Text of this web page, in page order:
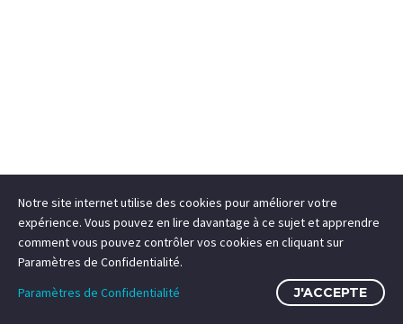
Notre site internet utilise des cookies pour améliorer votre
expérience. Vous pouvez en lire davantage à ce sujet et apprendre
comment vous pouvez contrôler vos cookies en cliquant sur
Paramètres de Confidentialité.
Paramètres de Confidentialité
J'ACCEPTE